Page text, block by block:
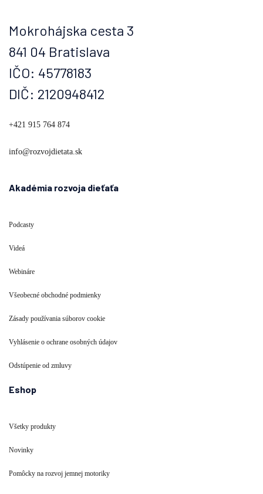
Mokrohájska cesta 3
841 04 Bratislava
IČO: 45778183
DIČ: 2120948412
+421 915 764 874
info@rozvojdietata.sk
Akadémia rozvoja dieťaťa
Podcasty
Videá
Webináre
Všeobecné obchodné podmienky
Zásady používania súborov cookie
Vyhlásenie o ochrane osobných údajov
Odstúpenie od zmluvy
Eshop
Všetky produkty
Novinky
Pomôcky na rozvoj jemnej motoriky